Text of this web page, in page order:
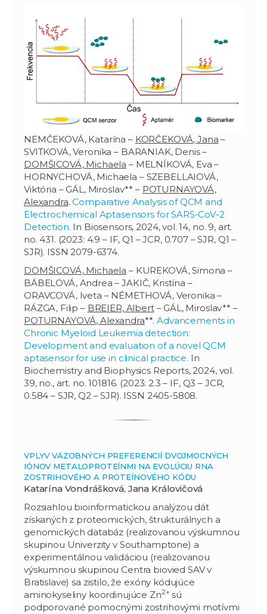
NEMČEKOVÁ, Katarína – KORČEKOVÁ, Jana –
SVITKOVÁ, Veronika – BARANIAK, Denis –
DOMŠICOVÁ, Michaela – MELNÍKOVÁ, Eva –
HORNYCHOVÁ, Michaela – SZEBELLAIOVÁ,
Viktória – GÁL, Miroslav** – POTURNAYOVÁ,
Alexandra.Comparative Analysis of QCM and
Electrochemical Aptasensors for SARS-CoV-2
Detection. In Biosensors, 2024, vol. 14, no. 9, art.
no. 431. (2023: 4.9 – IF, Q1 – JCR, 0.707 – SJR, Q1 –
SJR). ISSN 2079-6374.
DOMŠICOVÁ, Michaela – KUREKOVÁ, Simona –
BÁBELOVÁ, Andrea – JAKIČ, Kristína –
ORAVCOVÁ, Iveta – NÉMETHOVÁ, Veronika –
RÁZGA, Filip – BREIER, Albert– GÁL, Miroslav** –
POTURNAYOVÁ, Alexandra**.Advancements in
Chronic Myeloid Leukemia detection:
Development and evaluation of a novel QCM
aptasensor for use in clinical practice. In
Biochemistry and Biophysics Reports, 2024, vol.
39, no., art. no. 101816. (2023: 2.3 – IF, Q3 – JCR,
0.584 – SJR, Q2 – SJR). ISSN 2405-5808.
VPLYV VÄZOBNÝCH PREFERENCIÍ DVOJMOCNÝCH
IÓNOV METALOPROTEÍNMI NA EVOLÚCIU RNA
ZOSTRIHOVÉHO A PROTEÍNOVÉHO KÓDU
Katarína Vondrášková, Jana Královičová
Rozsiahlou bioinformatickou analýzou dát
získaných z proteomických, štrukturálnych a
genomických databáz (realizovanou výskumnou
skupinou Univerzity v Southamptone) a
experimentálnou validáciou (realizovanou
výskumnou skupinou Centra biovied SAV v
Bratislave) sa zistilo, že exóny kódujúce
aminokyseliny koordinujúce Zn2+ sú
podporované pomocnými zostrihovými motívmi